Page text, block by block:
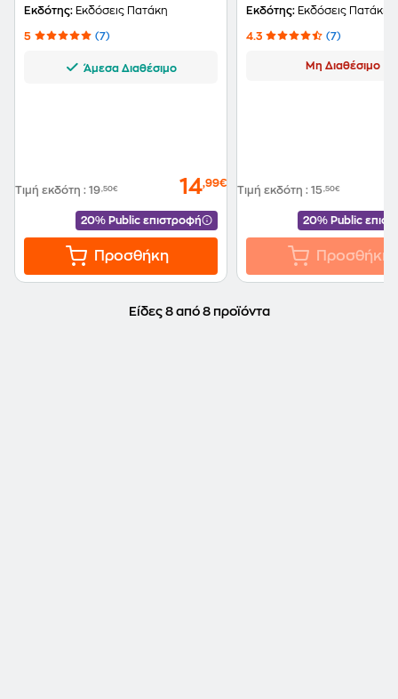
Εκδότης: Εκδόσεις Πατάκη
5 (7)
Άμεσα Διαθέσιμο
Τιμή εκδότη : 19,50€ 14,99€
20% Public επιστροφή
Προσθήκη
Εκδότης: Εκδόσεις Πατάκη
4.3 (7)
Μη Διαθέσιμο
Τιμή εκδότη : 15,50€
20% Public
Προσθήκη
Είδες 8 από 8 προϊόντα